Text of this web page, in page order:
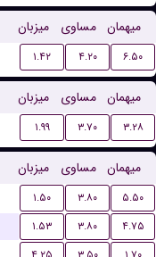
میزبان مساوی میهمان
۱.۴۲ ۴.۲۰ ۶.۵۰
میزبان مساوی میهمان
۱.۹۹ ۳.۷۰ ۳.۲۸
میزبان مساوی میهمان
۱.۵۰ ۳.۸۰
۵.۵۰
۱.۵۳ ۳.۸۰
۴.۷۵